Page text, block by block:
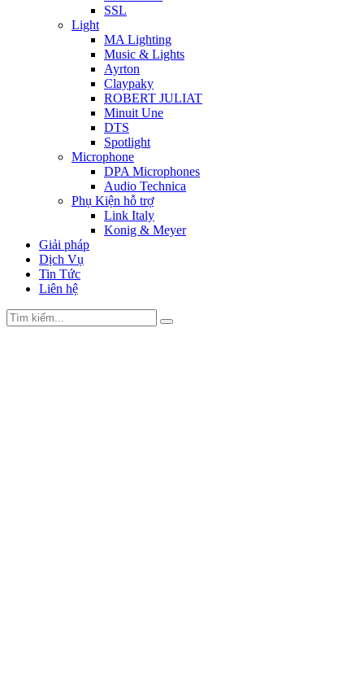
SSL
Light
MA Lighting
Music & Lights
Ayrton
Claypaky
ROBERT JULIAT
Minuit Une
DTS
Spotlight
Microphone
DPA Microphones
Audio Technica
Phụ Kiện hỗ trợ
Link Italy
Konig & Meyer
Giải pháp
Dịch Vụ
Tin Tức
Liên hệ